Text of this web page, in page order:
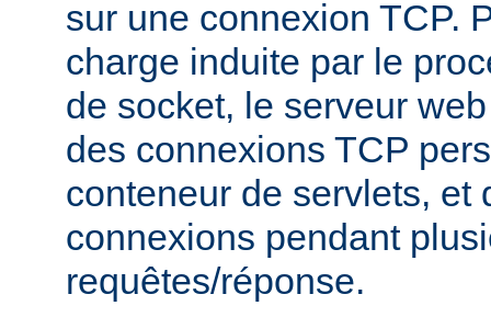
sur une connexion TCP.
charge induite par le
de socket, le serveur
des connexions TCP
conteneur de servlets, et
connexions pendant
requêtes/réponse.